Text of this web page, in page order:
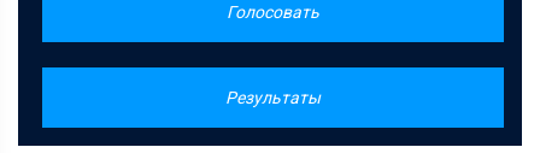
Голосовать
Результаты